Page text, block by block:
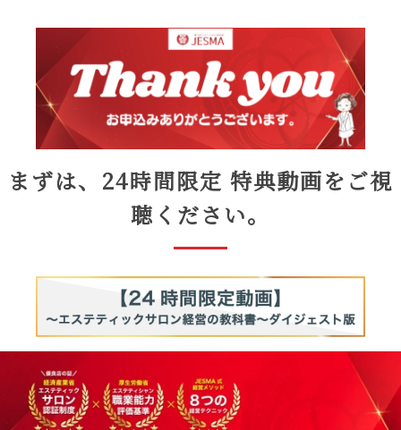
まずは、24時間限定 特典動画をご視
聴ください。